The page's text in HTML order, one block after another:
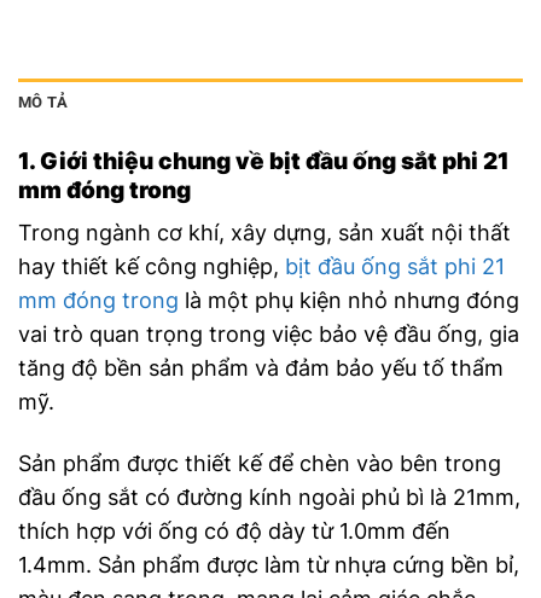
MÔ TẢ
1. Giới thiệu chung về bịt đầu ống sắt phi 21
mm đóng trong
Trong ngành cơ khí, xây dựng, sản xuất nội thất
hay thiết kế công nghiệp, bịt đầu ống sắt phi 21
mm đóng trong là một phụ kiện nhỏ nhưng đóng
vai trò quan trọng trong việc bảo vệ đầu ống, gia
tăng độ bền sản phẩm và đảm bảo yếu tố thẩm
mỹ.
Sản phẩm được thiết kế để chèn vào bên trong
đầu ống sắt có đường kính ngoài phủ bì là 21mm,
thích hợp với ống có độ dày từ 1.0mm đến
1.4mm. Sản phẩm được làm từ nhựa cứng bền bỉ,